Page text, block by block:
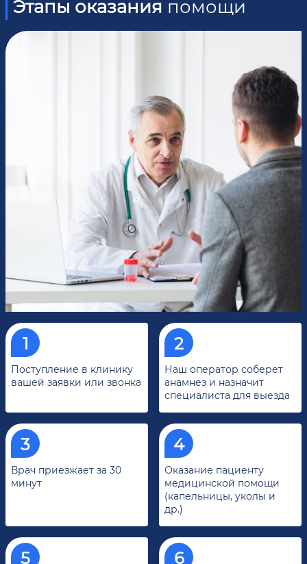
Этапы оказания помощи
Поступление в клинику
вашей заявки или звонка
Наш оператор соберет
анамнез и назначит
специалиста для выезда
Врач приезжает за 30
минут
Оказание пациенту
медицинской помощи
(капельницы, уколы и
др.)